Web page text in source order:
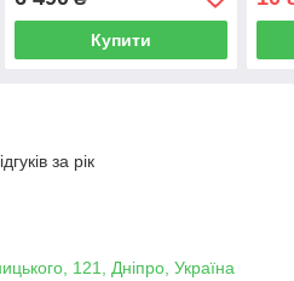
Купити
за рік
121, Дніпро, Україна